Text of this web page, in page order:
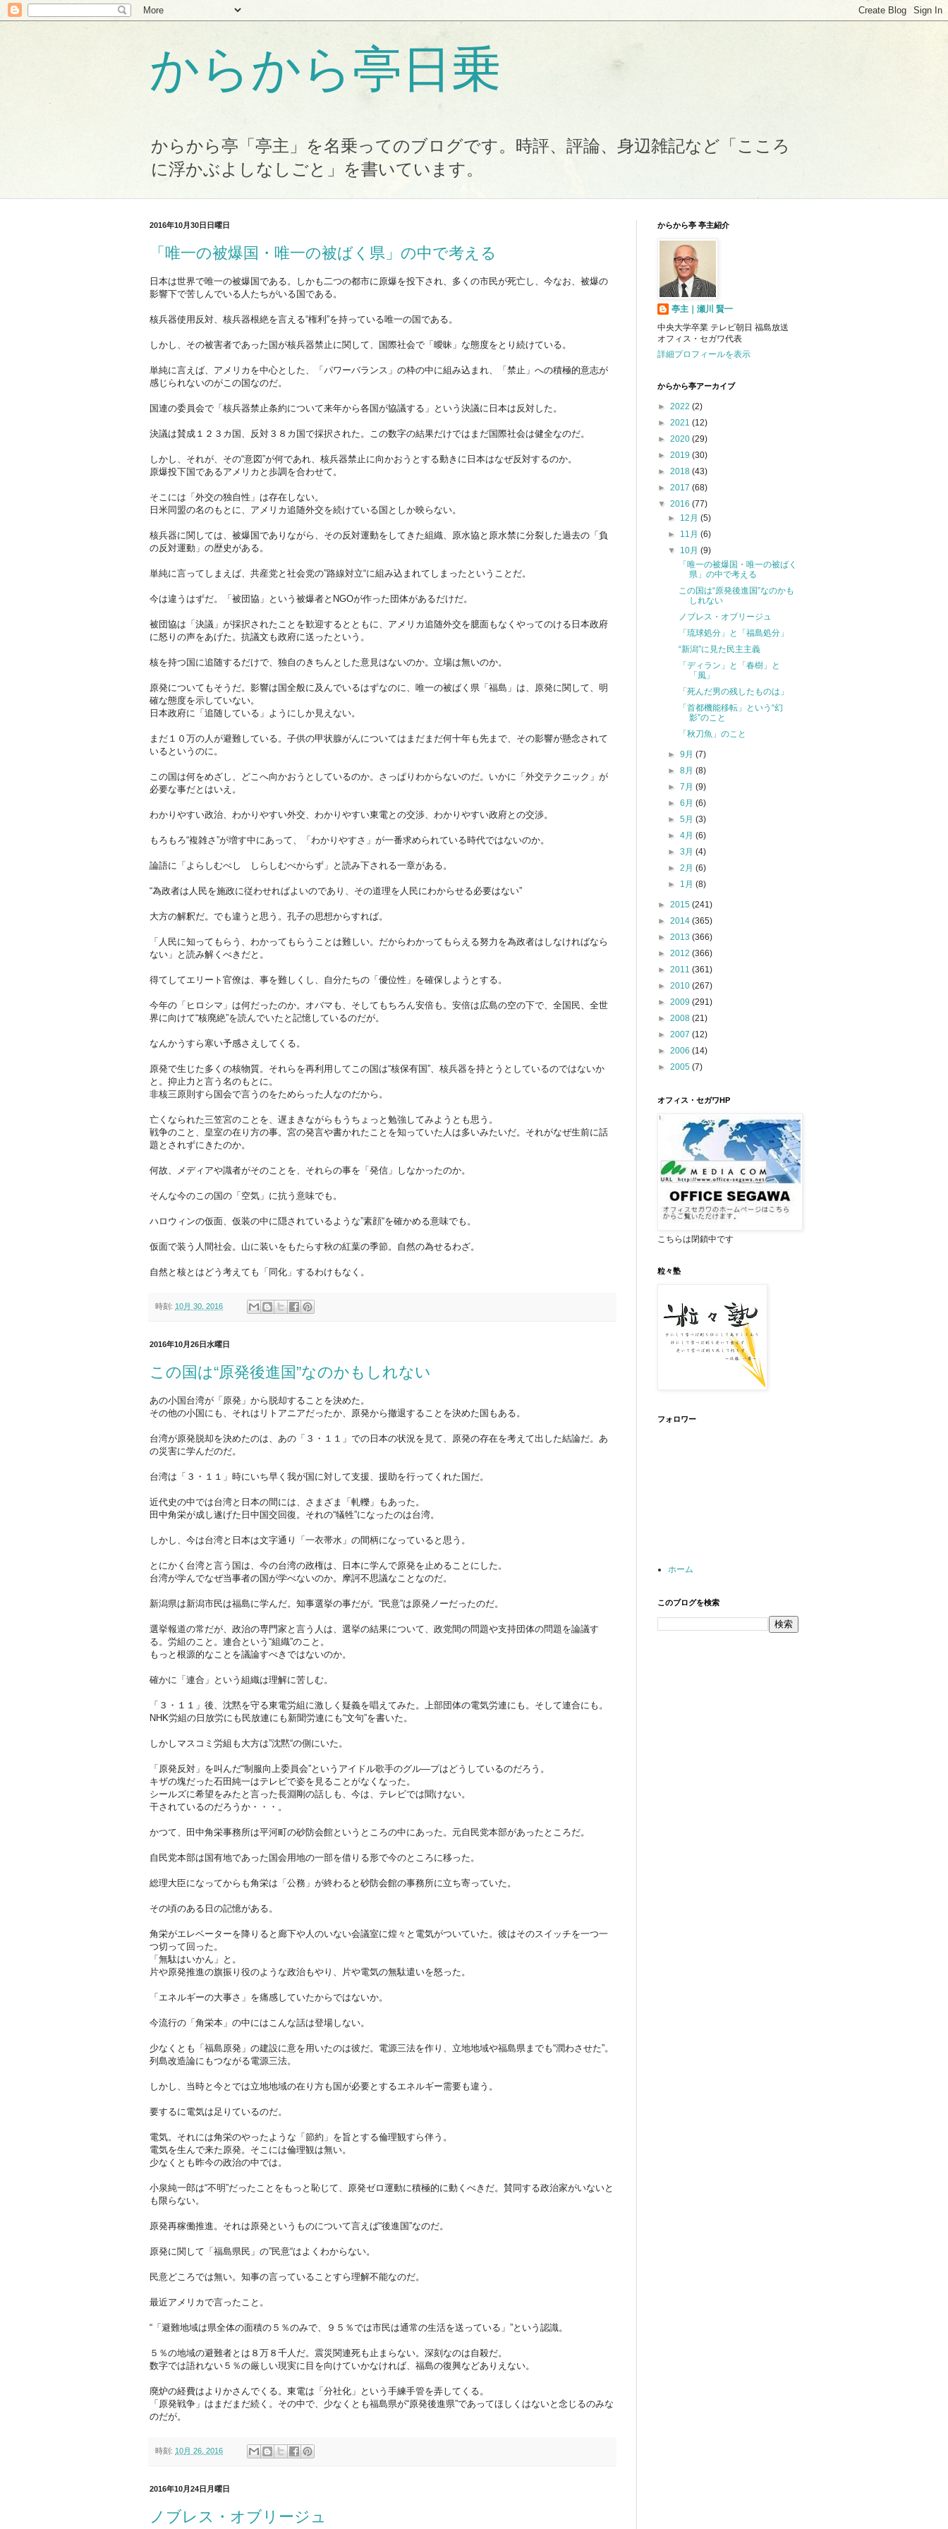
からから亭日乗
からから亭「亭主」を名乗ってのブログです。時評、評論、身辺雑記など「こころ
に浮かぶよしなしごと」を書いています。
2016年10月30日日曜日
「唯一の被爆国・唯一の被ばく県」の中で考える
日本は世界で唯一の被爆国である。しかも二つの都市に原爆を投下され、多くの市民が死亡し、今なお、被爆の
影響下で苦しんでいる人たちがいる国である。
核兵器使用反対、核兵器根絶を言える“権利”を持っている唯一の国である。
しかし、その被害者であった国が核兵器禁止に関して、国際社会で「曖昧」な態度をとり続けている。
単純に言えば、アメリカを中心とした、「パワーバランス」の枠の中に組み込まれ、「禁止」への積極的意志が
感じられないのがこの国なのだ。
国連の委員会で「核兵器禁止条約について来年から各国が協議する」という決議に日本は反対した。
決議は賛成１２３カ国、反対３８カ国で採択された。この数字の結果だけではまだ国際社会は健全なのだ。
しかし、それが、その“意図”が何であれ、核兵器禁止に向かおうとする動きに日本はなぜ反対するのか。
原爆投下国であるアメリカと歩調を合わせて。
そこには「外交の独自性」は存在しない。
日米同盟の名のもとに、アメリカ追随外交を続けている国としか映らない。
核兵器に関しては、被爆国でありながら、その反対運動をしてきた組織、原水協と原水禁に分裂した過去の「負
の反対運動」の歴史がある。
単純に言ってしまえば、共産党と社会党の”路線対立“に組み込まれてしまったということだ。
今は違うはずだ。「被団協」という被爆者とNGOが作った団体があるだけだ。
被団協は「決議」が採択されたことを歓迎するとともに、アメリカ追随外交を臆面もなくやってのける日本政府
に怒りの声をあげた。抗議文も政府に送ったという。
核を持つ国に追随するだけで、独自のきちんとした意見はないのか。立場は無いのか。
原発についてもそうだ。影響は国全般に及んでいるはずなのに、唯一の被ばく県「福島」は、原発に関して、明
確な態度を示していない。
日本政府に「追随している」ようにしか見えない。
まだ１０万の人が避難している。子供の甲状腺がんについてはまだまだ何十年も先まで、その影響が懸念されて
いるというのに。
この国は何をめざし、どこへ向かおうとしているのか。さっぱりわからないのだ。いかに「外交テクニック」が
必要な事だとはいえ。
わかりやすい政治、わかりやすい外交、わかりやすい東電との交渉、わかりやすい政府との交渉。
もろもろ“複雑さ”が増す中にあって、「わかりやすさ」が一番求められている時代ではないのか。
論語に「よらしむべし しらしむべからず」と読み下される一章がある。
“為政者は人民を施政に従わせればよいのであり、その道理を人民にわからせる必要はない”
大方の解釈だ。でも違うと思う。孔子の思想からすれば。
「人民に知ってもらう、わかってもらうことは難しい。だからわかってもらえる努力を為政者はしなければなら
ない」と読み解くべきだと。
得てしてエリート官僚は、事を難しくし、自分たちの「優位性」を確保しようとする。
今年の「ヒロシマ」は何だったのか。オバマも、そしてもちろん安倍も。安倍は広島の空の下で、全国民、全世
界に向けて“核廃絶”を読んでいたと記憶しているのだが。
なんかうすら寒い予感さえしてくる。
原発で生じた多くの核物質。それらを再利用してこの国は“核保有国”、核兵器を持とうとしているのではないか
と。抑止力と言う名のもとに。
非核三原則すら国会で言うのをためらった人なのだから。
亡くなられた三笠宮のことを、遅まきながらもうちょっと勉強してみようとも思う。
戦争のこと、皇室の在り方の事。宮の発言や書かれたことを知っていた人は多いみたいだ。それがなぜ生前に話
題とされずにきたのか。
何故、メディアや識者がそのことを、それらの事を「発信」しなかったのか。
そんな今のこの国の「空気」に抗う意味でも。
ハロウィンの仮面、仮装の中に隠されているような”素顔“を確かめる意味でも。
仮面で装う人間社会。山に装いをもたらす秋の紅葉の季節。自然の為せるわざ。
自然と核とはどう考えても「同化」するわけもなく。
時刻: 10月 30, 2016
2016年10月26日水曜日
この国は“原発後進国”なのかもしれない
あの小国台湾が「原発」から脱却することを決めた。
その他の小国にも、それはリトアニアだったか、原発から撤退することを決めた国もある。
台湾が原発脱却を決めたのは、あの「３・１１」での日本の状況を見て、原発の存在を考えて出した結論だ。あ
の災害に学んだのだ。
台湾は「３・１１」時にいち早く我が国に対して支援、援助を行ってくれた国だ。
近代史の中では台湾と日本の間には、さまざま「軋轢」もあった。
田中角栄が成し遂げた日中国交回復。それの“犠牲”になったのは台湾。
しかし、今は台湾と日本は文字通り「一衣帯水」の間柄になっていると思う。
とにかく台湾と言う国は、今の台湾の政権は、日本に学んで原発を止めることにした。
台湾が学んでなぜ当事者の国が学べないのか。摩訶不思議なことなのだ。
新潟県は新潟市民は福島に学んだ。知事選挙の事だが。“民意”は原発ノーだったのだ。
選挙報道の常だが、政治の専門家と言う人は、選挙の結果について、政党間の問題や支持団体の問題を論議す
る。労組のこと。連合という“組織”のこと。
もっと根源的なことを議論すべきではないのか。
確かに「連合」という組織は理解に苦しむ。
「３・１１」後、沈黙を守る東電労組に激しく疑義を唱えてみた。上部団体の電気労連にも。そして連合にも。
NHK労組の日放労にも民放連にも新聞労連にも“文句”を書いた。
しかしマスコミ労組も大方は”沈黙“の側にいた。
「原発反対」を叫んだ“制服向上委員会”というアイドル歌手のグル―プはどうしているのだろう。
キザの塊だった石田純一はテレビで姿を見ることがなくなった。
シールズに希望をみたと言った長淵剛の話しも、今は、テレビでは聞けない。
干されているのだろうか・・・。
かつて、田中角栄事務所は平河町の砂防会館というところの中にあった。元自民党本部があったところだ。
自民党本部は国有地であった国会用地の一部を借りる形で今のところに移った。
総理大臣になってからも角栄は「公務」が終わると砂防会館の事務所に立ち寄っていた。
その頃のある日の記憶がある。
角栄がエレベーターを降りると廊下や人のいない会議室に煌々と電気がついていた。彼はそのスイッチを一つ一
つ切って回った。
「無駄はいかん」と。
片や原発推進の旗振り役のような政治もやり、片や電気の無駄遣いを怒った。
「エネルギーの大事さ」を痛感していたからではないか。
今流行の「角栄本」の中にはこんな話は登場しない。
少なくとも「福島原発」の建設に意を用いたのは彼だ。電源三法を作り、立地地域や福島県までも“潤わさせた”。
列島改造論にもつながる電源三法。
しかし、当時と今とでは立地地域の在り方も国が必要とするエネルギー需要も違う。
要するに電気は足りているのだ。
電気。それには角栄のやったような「節約」を旨とする倫理観すら伴う。
電気を生んで来た原発。そこには倫理観は無い。
少なくとも昨今の政治の中では。
小泉純一郎は“不明”だったことをもっと恥じて、原発ゼロ運動に積極的に動くべきだ。賛同する政治家がいないと
も限らない。
原発再稼働推進。それは原発というものについて言えば“後進国”なのだ。
原発に関して「福島県民」の”民意“はよくわからない。
民意どころでは無い。知事の言っていることすら理解不能なのだ。
最近アメリカで言ったこと。
“「避難地域は県全体の面積の５％のみで、９５％では市民は通常の生活を送っている」”という認識。
５％の地域の避難者とは８万８千人だ。震災関連死も止まらない。深刻なのは自殺だ。
数字では語れない５％の厳しい現実に目を向けていかなければ、福島の復興などありえない。
廃炉の経費はよりかさんでくる。東電は「分社化」という手練手管を弄してくる。
「原発戦争」はまだまだ続く。その中で、少なくとも福島県が“原発後進県”であってほしくはないと念じるのみな
のだが。
時刻: 10月 26, 2016
2016年10月24日月曜日
ノブレス・オブリージュ
からから亭 亭主紹介
亭主｜瀬川 賢一
中央大学卒業 テレビ朝日 福島放送
オフィス・セガワ代表
詳細プロフィールを表示
からから亭アーカイブ
► 2022 (2)
► 2021 (12)
► 2020 (29)
► 2019 (30)
► 2018 (43)
► 2017 (68)
▼ 2016 (77)
► 12月(5)
► 11月(6)
▼ 10月(9)
「唯一の被爆国・唯一の被ばく
県」の中で考える
この国は“原発後進国”なのかも
しれない
ノブレス・オブリージュ
「琉球処分」と「福島処分」
“新潟”に見た民主主義
「ディラン」と「春樹」と
「風」
「死んだ男の残したものは」
「首都機能移転」という“幻
影”のこと
「秋刀魚」のこと
►9月(7)
►8月(8)
►7月(9)
►6月(6)
►5月(3)
►4月(6)
►3月(4)
►2月(6)
► 1月(8)
► 2015 (241)
► 2014 (365)
► 2013 (366)
► 2012 (366)
► 2011 (361)
► 2010 (267)
► 2009 (291)
► 2008 (21)
► 2007 (12)
► 2006 (14)
► 2005 (7)
オフィス・セガワHP
こちらは閉鎖中です
粒々塾
フォロワー
ホーム
このブログを検索